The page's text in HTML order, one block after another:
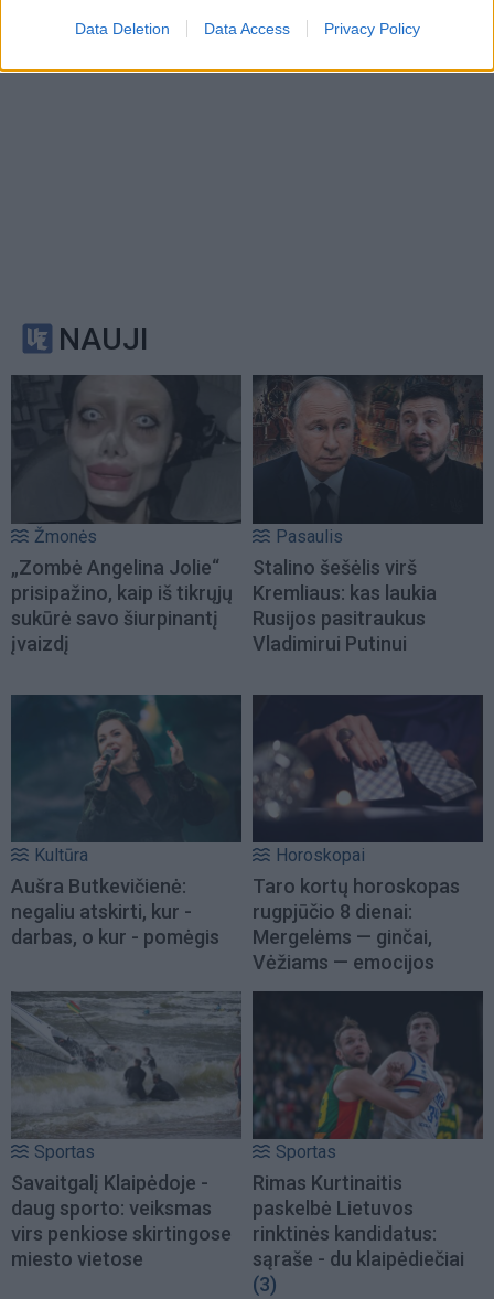
Data Deletion Data Access Privacy Policy
NAUJI
Žmonės
„Zombė Angelina Jolie“
prisipažino, kaip iš tikrųjų
sukūrė savo šiurpinantį
įvaizdį
Pasaulis
Stalino šešėlis virš
Kremliaus: kas laukia
Rusijos pasitraukus
Vladimirui Putinui
Kultūra
Aušra Butkevičienė:
negaliu atskirti, kur -
darbas, o kur - pomėgis
Horoskopai
Taro kortų horoskopas
rugpjūčio 8 dienai:
Mergelėms — ginčai,
Vėžiams — emocijos
Sportas
Savaitgalį Klaipėdoje -
daug sporto: veiksmas
virs penkiose skirtingose
miesto vietose
Sportas
Rimas Kurtinaitis
paskelbė Lietuvos
rinktinės kandidatus:
sąraše - du klaipėdiečiai
(3)